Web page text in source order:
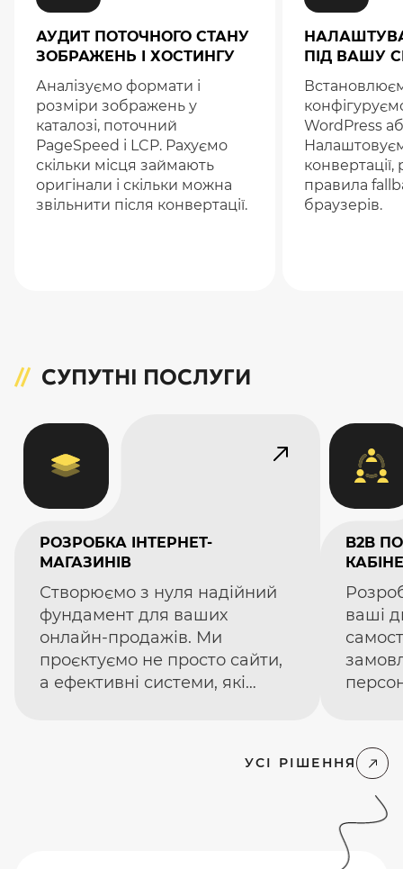
АУДИТ ПОТОЧНОГО СТАНУ
ЗОБРАЖЕНЬ І ХОСТИНГУ
Аналізуємо формати і
розміри зображень у
каталозі, поточний
PageSpeed і LCP. Рахуємо
скільки місця займають
оригінали і скільки можна
звільнити після конвертації.
ПІД ВАШУ
WordPress
конвертації,
правила
браузерів.
СУПУТНІ ПОСЛУГИ
РОЗРОБКА ІНТЕРНЕТ-
МАГАЗИНІВ
Створюємо з нуля надійний
фундамент для ваших
онлайн-продажів. Ми
проєктуємо не просто сайти,
а ефективні системи, які
B2B
ваші
УСІ РІШЕННЯ